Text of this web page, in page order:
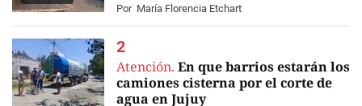
Por María Florencia Etchart
Atención. En que barrios estarán los
camiones cisterna por el corte de
agua en Jujuy